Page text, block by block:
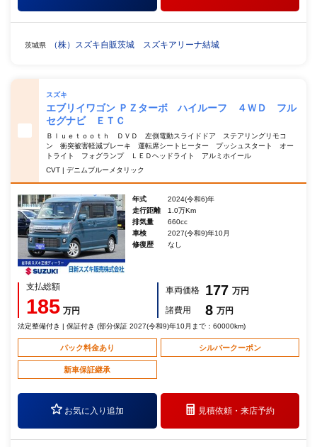
茨城県 （株）スズキ自販茨城 スズキアリーナ結城
スズキ
エブリイワゴン ＰＺターボ ハイルーフ ４ＷＤ フル
セグナビ ＥＴＣ
Ｂｌｕｅｔｏｏｔｈ ＤＶＤ 左側電動スライドドア ステアリングリモコ
ン 衝突被害軽減ブレーキ 運転席シートヒーター プッシュスタート オー
トライト フォグランプ ＬＥＤヘッドライト アルミホイール
CVT | デニムブルーメタリック
年式
2024(令和6)年
走行距離
1.0万Km
排気量
660cc
車検
2027(令和9)年10月
修復歴
なし
支払総額
185 万円
車両価格 177 万円
諸費用
8 万円
法定整備付き | 保証付き (部分保証 2027(令和9)年10月まで：60000km)
パック料金あり シルバークーポン
新車保証継承
お気に入り追加 見積依頼・来店予約